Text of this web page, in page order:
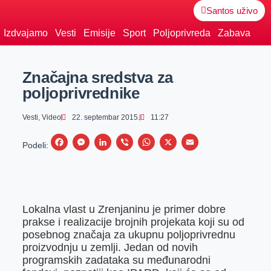
Santos uživo
Izdvajamo Vesti Emisije Sport Poljoprivreda Zabava
Značajna sredstva za
poljoprivrednike
Vesti, Video 22. septembar 2015. 11:27
Podeli:
F
b
o
o
k
M
e
n
g
e
L
e
d
I
n
V
r
W
s
A
p
p
X
E
l
Lokalna vlast u Zrenjaninu je primer dobre
prakse i realizacije brojnih projekata koji su od
posebnog značaja za ukupnu poljoprivrednu
proizvodnju u zemlji. Jedan od novih
programskih zadataka su međunarodni